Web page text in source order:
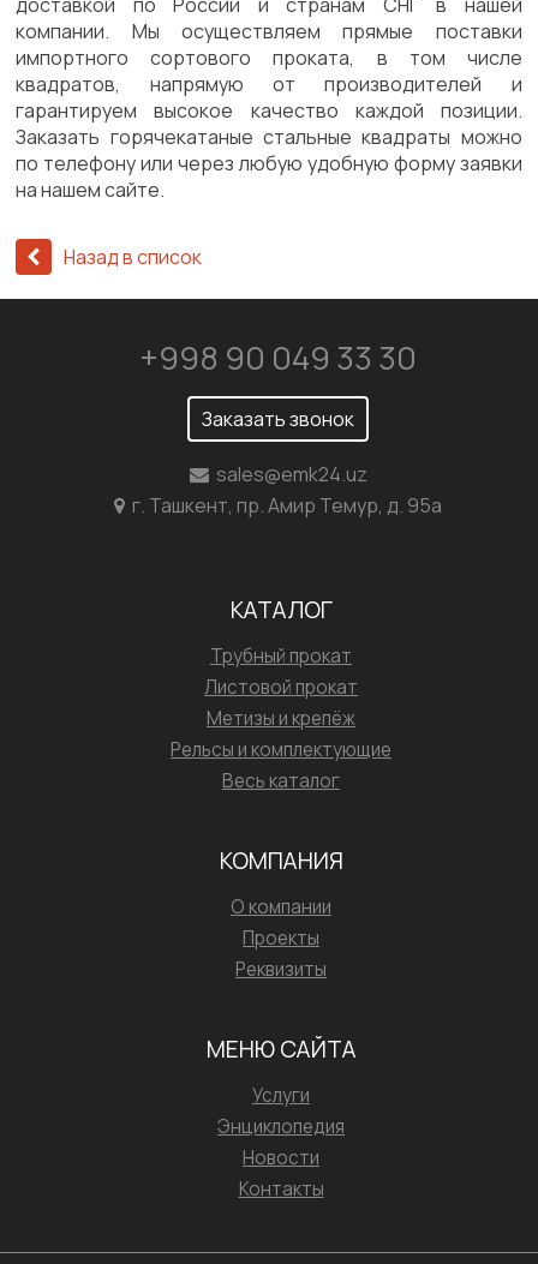
компании. Мы осуществляем прямые поставки
импортного сортового проката, в том числе
квадратов, напрямую от производителей и
гарантируем высокое качество каждой позиции.
Заказать горячекатаные стальные квадраты можно
по телефону или через любую удобную форму заявки
на нашем сайте.
Назад в список
+998 90 049 33 30
Заказать звонок
sales@emk24.uz
г. Ташкент, пр. Амир Темур, д. 95а
КАТАЛОГ
Трубный прокат
Листовой прокат
Метизы и крепёж
Рельсы и комплектующие
Весь каталог
КОМПАНИЯ
О компании
Проекты
Реквизиты
МЕНЮ САЙТА
Услуги
Энциклопедия
Новости
Контакты